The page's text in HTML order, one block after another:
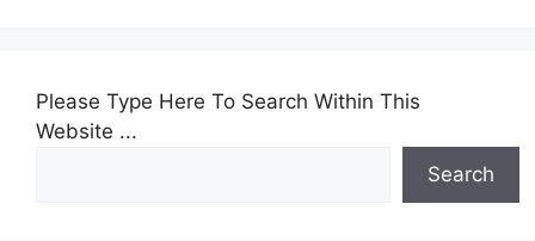
Please Type Here To Search Within This
Website ...
Search